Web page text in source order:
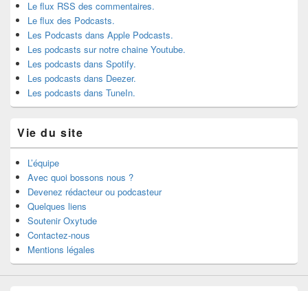
Le flux RSS des commentaires.
Le flux des Podcasts.
Les Podcasts dans Apple Podcasts.
Les podcasts sur notre chaine Youtube.
Les podcasts dans Spotify.
Les podcasts dans Deezer.
Les podcasts dans TuneIn.
Vie du site
L’équipe
Avec quoi bossons nous ?
Devenez rédacteur ou podcasteur
Quelques liens
Soutenir Oxytude
Contactez-nous
Mentions légales